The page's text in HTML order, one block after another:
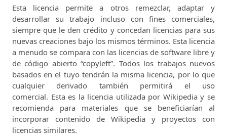
Esta licencia permite a otros remezclar, adaptar y
desarrollar su trabajo incluso con fines comerciales,
siempre que le den crédito y concedan licencias para sus
nuevas creaciones bajo los mismos términos. Esta licencia
a menudo se compara con las licencias de software libre y
de código abierto “copyleft”. Todos los trabajos nuevos
basados ​​en el tuyo tendrán la misma licencia, por lo que
cualquier derivado también permitirá el uso
comercial. Esta es la licencia utilizada por Wikipedia y se
recomienda para materiales que se beneficiarían al
incorporar contenido de Wikipedia y proyectos con
licencias similares.